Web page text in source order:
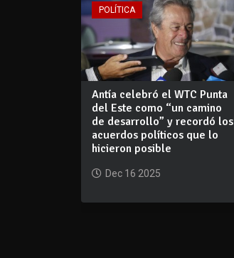
POLÍTICA
Antía celebró el WTC Punta
del Este como “un camino
de desarrollo” y recordó los
acuerdos políticos que lo
hicieron posible
Dec 16 2025